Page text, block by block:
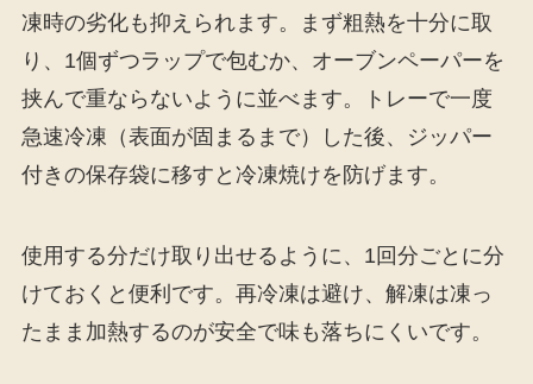
凍時の劣化も抑えられます。まず粗熱を十分に取
り、1個ずつラップで包むか、オーブンペーパーを
挟んで重ならないように並べます。トレーで一度
急速冷凍（表面が固まるまで）した後、ジッパー
付きの保存袋に移すと冷凍焼けを防げます。
使用する分だけ取り出せるように、1回分ごとに分
けておくと便利です。再冷凍は避け、解凍は凍っ
たまま加熱するのが安全で味も落ちにくいです。